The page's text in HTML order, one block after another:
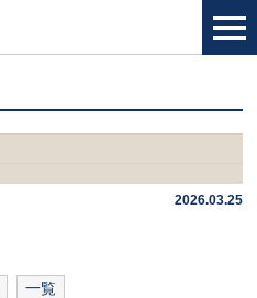
2026.03.25
一覧